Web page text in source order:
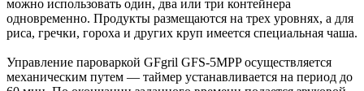
можно использовать один, два или три контейнера
одновременно. Продукты размещаются на трех уровнях, а для
риса, гречки, гороха и других круп имеется специальная чаша.
Управление пароваркой GFgril GFS-5MPP осуществляется
механическим путем — таймер устанавливается на период до